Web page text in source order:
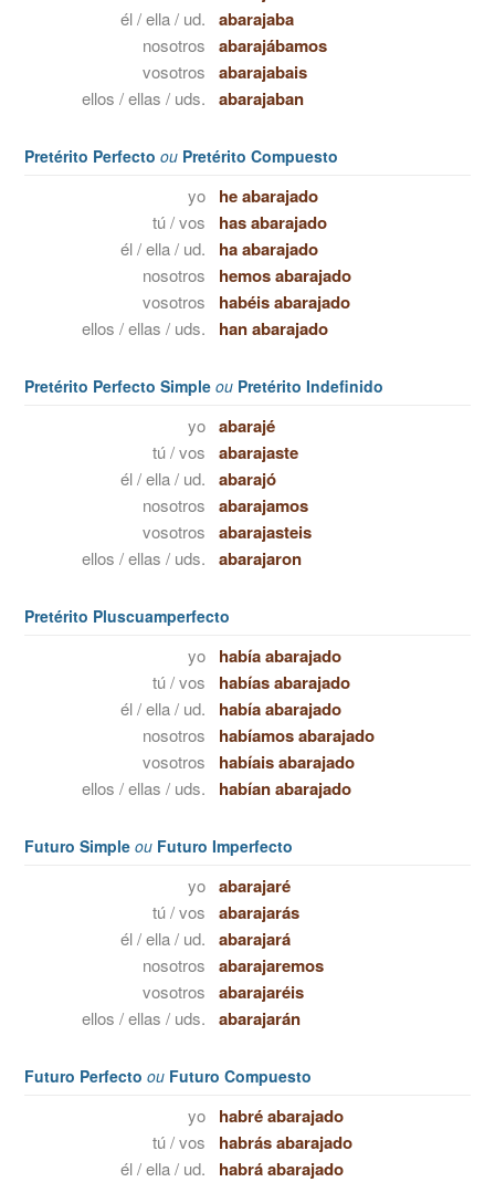
él / ella / ud. abarajaba
nosotros abarajábamos
vosotros abarajabais
ellos / ellas / uds. abarajaban
Pretérito Perfecto ou Pretérito Compuesto
yo he abarajado
tú / vos has abarajado
él / ella / ud. ha abarajado
nosotros hemos abarajado
vosotros habéis abarajado
ellos / ellas / uds. han abarajado
Pretérito Perfecto Simple ou Pretérito Indefinido
yo abarajé
tú / vos abarajaste
él / ella / ud. abarajó
nosotros abarajamos
vosotros abarajasteis
ellos / ellas / uds. abarajaron
Pretérito Pluscuamperfecto
yo había abarajado
tú / vos habías abarajado
él / ella / ud. había abarajado
nosotros habíamos abarajado
vosotros habíais abarajado
ellos / ellas / uds. habían abarajado
Futuro Simple ou Futuro Imperfecto
yo abarajaré
tú / vos abarajarás
él / ella / ud. abarajará
nosotros abarajaremos
vosotros abarajaréis
ellos / ellas / uds. abarajarán
Futuro Perfecto ou Futuro Compuesto
yo habré abarajado
tú / vos habrás abarajado
él / ella / ud. habrá abarajado